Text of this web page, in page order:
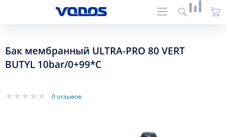
Бак мембранный ULTRA-PRO 80 VERT
BUTYL 10bar/0+99*C
0 отзывов